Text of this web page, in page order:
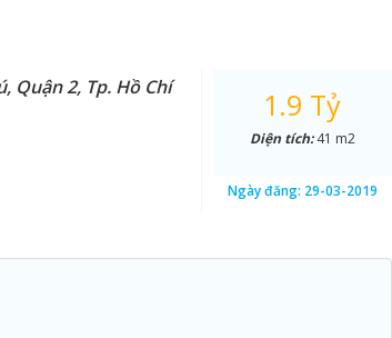
Quận 2, Tp. Hồ Chí
1.9 Tỷ
Diện tích:41 m2
Ngày đăng: 29-03-2019